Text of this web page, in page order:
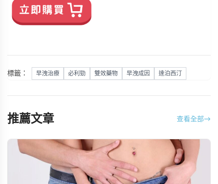
標籤： 早洩治療 必利勁 雙效藥物 早洩成因 達泊西汀
推薦文章 查看全部→